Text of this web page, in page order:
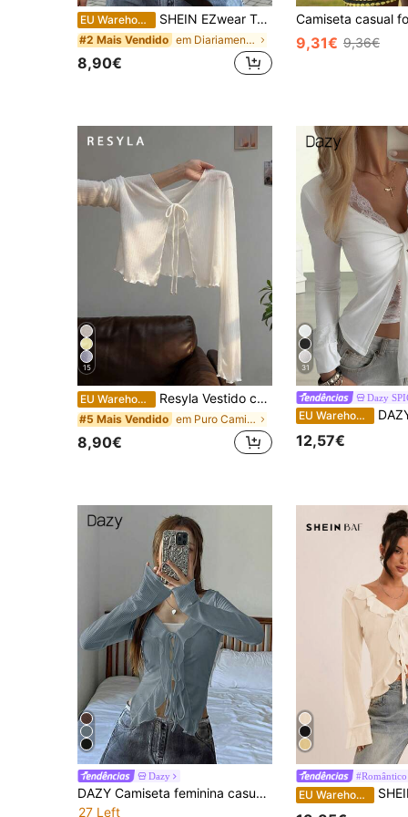
EU Warehouse SHEIN EZwear T-shirt feminina casual de férias minimalista básica de manga curta, gola redonda, cintura ajustada, patchwork de renda, romântica, para encontro, férias, praia, deslocação, elegante, branca, de verão, casual, com renda em contraste
#2 Mais Vendido em Diariamente T-Shirts Mulher
8,90€
9,31€ 9,36€
15
EU Warehouse Resyla Vestido camisola com detalhes em renda, blusa de malha transparente de manga comprida para mulheres, ideal para o verão.
#5 Mais Vendido em Puro Camisas diárias
8,90€
31
Dazy
EU Warehouse DAZY Camiseta feminina
12,57€
Dazy
DAZY Camiseta feminina casual, primavera/verão, cor sólida, com babados, renda frontal, manga comprida, para sair, roupas de outono
27 Left
EU Warehouse SHEIN BAE Blusa feminina de chiffon com babados para